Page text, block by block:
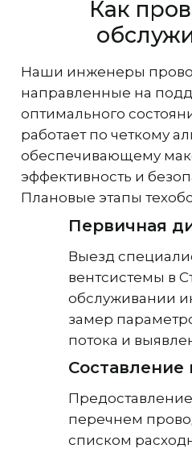
Как
Наши инженеры
направленные на
оптимального
работает по четкому
обеспечивающему
эффективность и
Плановые этапы
Первичная
Выезд
вентсистемы в
обслуживании
замер
потока и
Составление
перечнем
списком